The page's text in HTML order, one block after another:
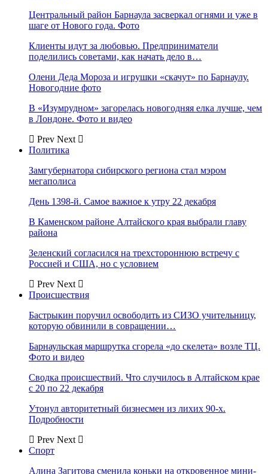
Центральный район Барнаула засверкал огнями и уже в
шаге от Нового года. Фото
Клиенты идут за любовью. Предприниматели
поделились советами, как начать дело в…
Олени Деда Мороза и игрушки «скачут» по Барнаулу.
Новогодние фото
В «Изумрудном» загорелась новогодняя елка лучше, чем
в Лондоне. Фото и видео
Prev Next
Политика
Замгубернатора сибирского региона стал мэром
мегаполиса
День 1398-й. Самое важное к утру 22 декабря
В Каменском районе Алтайского края выбрали главу
района
Зеленский согласился на трехстороннюю встречу с
Россией и США, но с условием
Prev Next
Происшествия
Бастрыкин поручил освободить из СИЗО учительницу,
которую обвинили в совращении…
Барнаульская маршрутка сгорела «до скелета» возле ТЦ.
Фото и видео
Сводка происшествий. Что случилось в Алтайском крае
с 20 по 22 декабря
Утонул авторитетный бизнесмен из лихих 90-х.
Подробности
Prev Next
Спорт
Алина Загитова сменила коньки на откровенное мини-